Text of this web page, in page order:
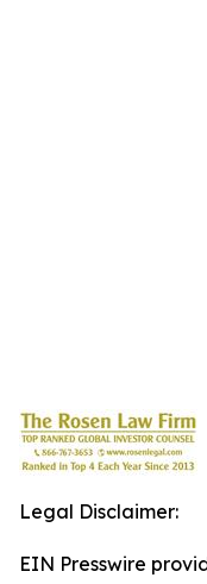
Legal Disclaimer:
EIN Presswire